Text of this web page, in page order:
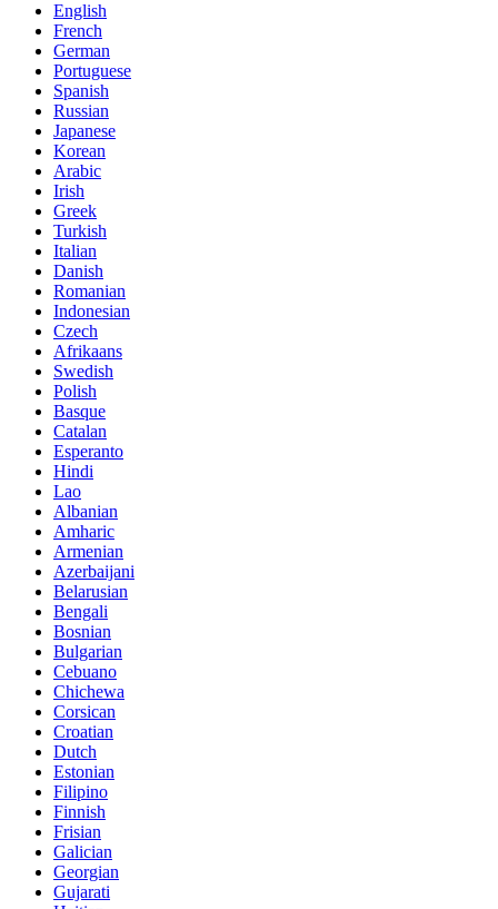
English
French
German
Portuguese
Spanish
Russian
Japanese
Korean
Arabic
Irish
Greek
Turkish
Italian
Danish
Romanian
Indonesian
Czech
Afrikaans
Swedish
Polish
Basque
Catalan
Esperanto
Hindi
Lao
Albanian
Amharic
Armenian
Azerbaijani
Belarusian
Bengali
Bosnian
Bulgarian
Cebuano
Chichewa
Corsican
Croatian
Dutch
Estonian
Filipino
Finnish
Frisian
Galician
Georgian
Gujarati